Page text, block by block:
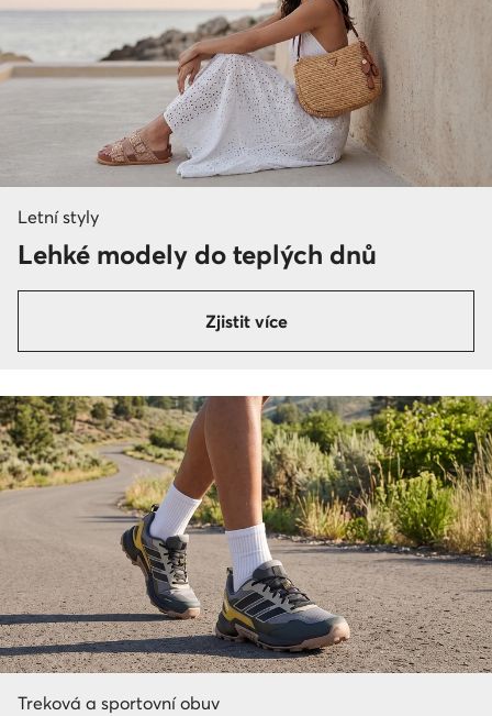
Letní styly
Lehké modely do teplých dnů
Zjistit více
Treková a sportovní obuv